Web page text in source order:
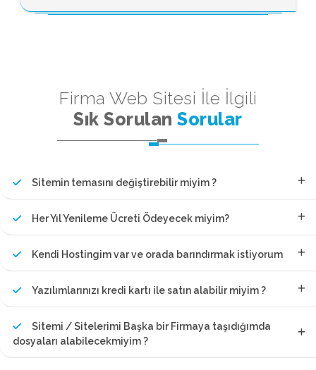
Firma Web Sitesi İle İlgili
Sık SorulanSorular
Sitemin temasını değiştirebilir miyim ?
Her Yıl Yenileme Ücreti Ödeyecek miyim?
Kendi Hostingim var ve orada barındırmak istiyorum
Yazılımlarınızı kredi kartı ile satın alabilir miyim ?
Sitemi / Sitelerimi Başka bir Firmaya taşıdığımda
dosyaları alabilecekmiyim ?